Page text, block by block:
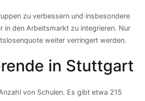
zu verbessern und insbesondere
den Arbeitsmarkt zu integrieren. Nur
weiter verringert werden.
in Stuttgart
von Schulen. Es gibt etwa 215